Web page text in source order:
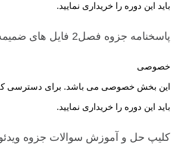
باید این دوره را خریداری نمایید.
پاسخنامه جزوه فصل2 فایل های
خصوصی
این بخش خصوصی می باشد. برای دسترسی
باید این دوره را خریداری نمایید.
کلیپ حل و آموزش سوالات جزوه